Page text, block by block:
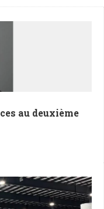
au deuxième